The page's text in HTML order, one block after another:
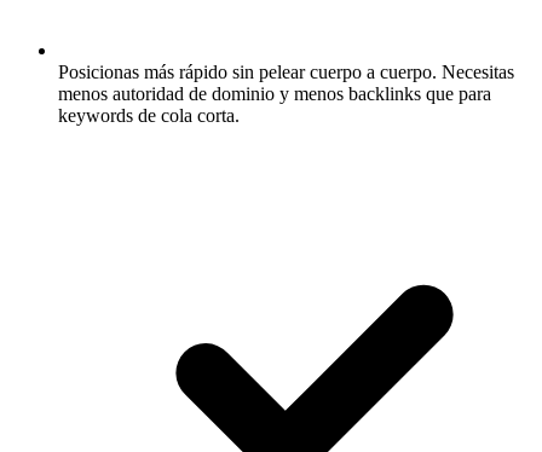
Posicionas más rápido sin pelear cuerpo a cuerpo. Necesitas
menos autoridad de dominio y menos backlinks que para
keywords de cola corta.